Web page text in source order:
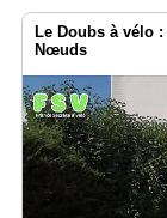
Le Doubs à vélo
Nœuds